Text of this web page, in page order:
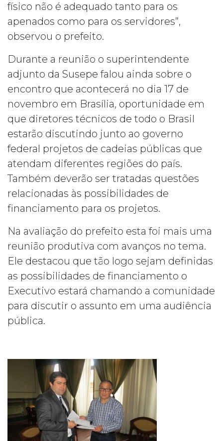
físico não é adequado tanto para os
apenados como para os servidores”,
observou o prefeito.
Durante a reunião o superintendente
adjunto da Susepe falou ainda sobre o
encontro que acontecerá no dia 17 de
novembro em Brasília, oportunidade em
que diretores técnicos de todo o Brasil
estarão discutindo junto ao governo
federal projetos de cadeias públicas que
atendam diferentes regiões do país.
Também deverão ser tratadas questões
relacionadas às possibilidades de
financiamento para os projetos.
Na avaliação do prefeito esta foi mais uma
reunião produtiva com avanços no tema.
Ele destacou que tão logo sejam definidas
as possibilidades de financiamento o
Executivo estará chamando a comunidade
para discutir o assunto em uma audiência
pública.